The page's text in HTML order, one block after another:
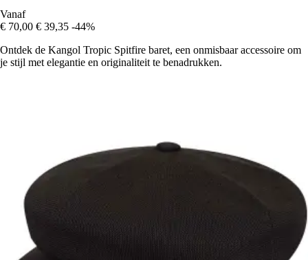
Vanaf
€ 70,00 € 39,35 -44%
Ontdek de Kangol Tropic Spitfire baret, een onmisbaar accessoire om
je stijl met elegantie en originaliteit te benadrukken.